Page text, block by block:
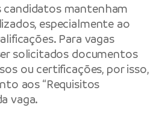
candidatos mantenham
especialmente ao
Para vagas
solicitados documentos
ou certificações, por isso,
aos “Requisitos
vaga.